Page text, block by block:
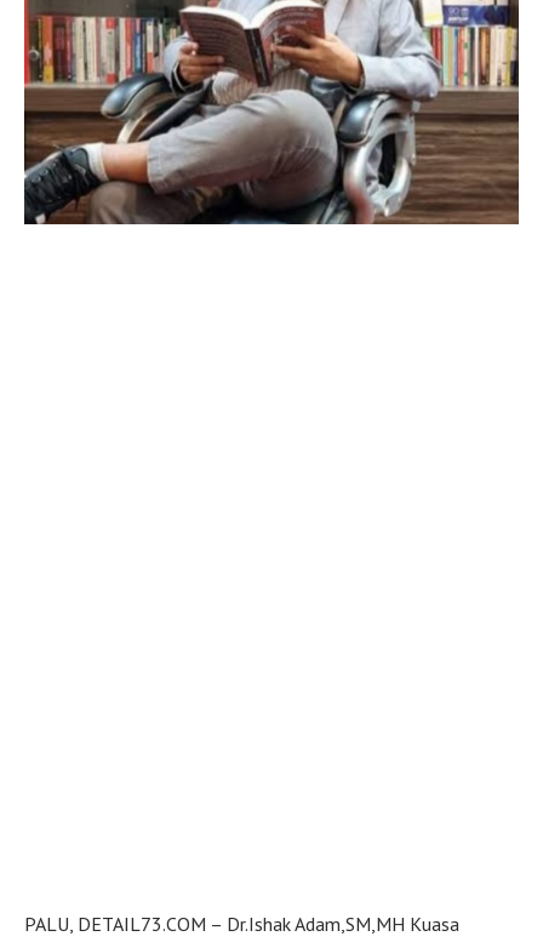
PALU, DETAIL73.COM – Dr.Ishak Adam,SM,MH Kuasa